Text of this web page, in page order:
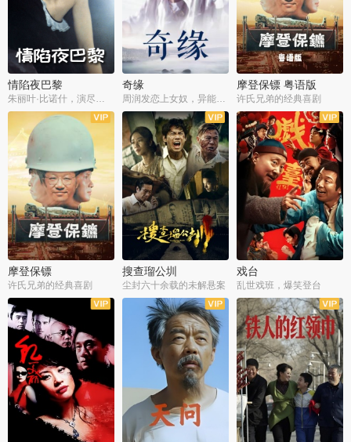
情陷夜巴黎
朱丽叶·比诺什，演尽失爱之痛
奇缘
周润发恋上女奴，异能护体战邪派
摩登保镖 粤语版
许氏兄弟的经典喜剧
摩登保镖
许氏兄弟的经典喜剧
搜查瑠公圳
尘封六十余载的未解悬案
戏台
乱世戏班，爆笑登台